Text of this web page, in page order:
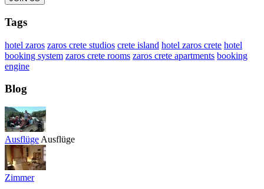
Tags
hotel zaros zaros crete studios crete island hotel zaros crete hotel
booking system zaros crete rooms zaros crete apartments booking
engine
Blog
Ausflüge Ausflüge
Zimmer